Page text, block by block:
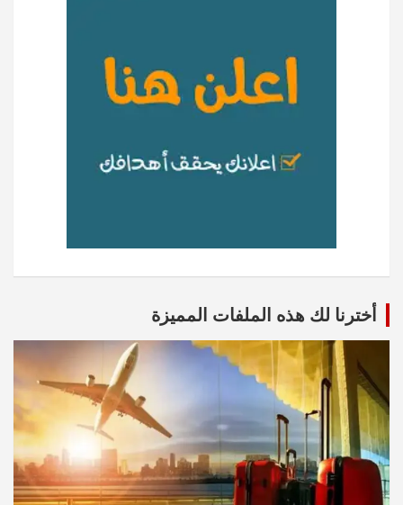
أخترنا لك هذه الملفات المميزة